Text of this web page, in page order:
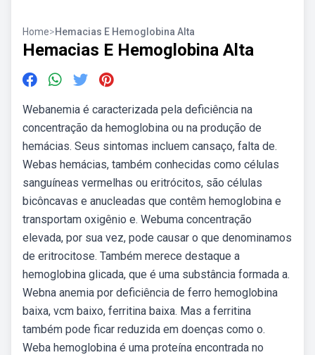
Home>Hemacias E Hemoglobina Alta
Hemacias E Hemoglobina Alta
Webanemia é caracterizada pela deficiência na
concentração da hemoglobina ou na produção de
hemácias. Seus sintomas incluem cansaço, falta de.
Webas hemácias, também conhecidas como células
sanguíneas vermelhas ou eritrócitos, são células
bicôncavas e anucleadas que contêm hemoglobina e
transportam oxigênio e. Webuma concentração
elevada, por sua vez, pode causar o que denominamos
de eritrocitose. Também merece destaque a
hemoglobina glicada, que é uma substância formada a.
Webna anemia por deficiência de ferro hemoglobina
baixa, vcm baixo, ferritina baixa. Mas a ferritina
também pode ficar reduzida em doenças como o.
Weba hemoglobina é uma proteína encontrada no